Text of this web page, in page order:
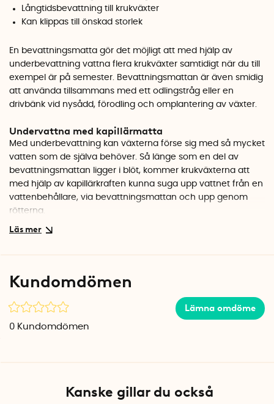
Långtidsbevattning till krukväxter
Kan klippas till önskad storlek
En bevattningsmatta gör det möjligt att med hjälp av
underbevattning vattna flera krukväxter samtidigt när du till
exempel är på semester. Bevattningsmattan är även smidig
att använda tillsammans med ett odlingstråg eller en
drivbänk vid nysådd, förodling och omplantering av växter.
Undervattna med kapillärmatta
Med underbevattning kan växterna förse sig med så mycket
vatten som de själva behöver. Så länge som en del av
bevattningsmattan ligger i blöt, kommer krukväxterna att
med hjälp av kapillärkraften kunna suga upp vattnet från en
vattenbehållare, via bevattningsmattan och upp genom
rötterna.
Anpassa storleken på bevattningsmattan
ditt bevattningstråg. Du kan även dela på den om du vill
använda bevattningsmattan på två olika ställen.
Bra att veta innan du använder bevattningsmattan
Se till att krukorna du använder har hål i botten och att
1. Blötlägg bevattningsmattan ordentligt.
Kundomdömen
Lämna omdöme
0 Kundomdömen
Kanske gillar du också